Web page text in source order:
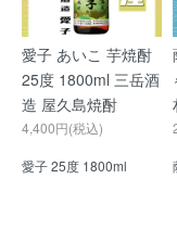
愛子 あいこ 芋焼酎
25度 1800ml 三岳酒
造 屋久島焼酎
4,400円(税込)
愛子 25度 1800ml